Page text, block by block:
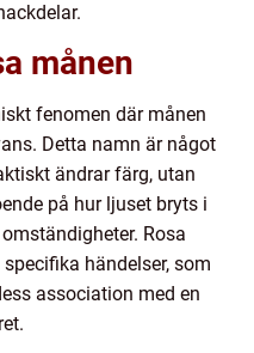
månen
fenomen där månen
Detta namn är något
ändrar färg, utan
på hur ljuset bryts i
Rosa
händelser, som
association med en